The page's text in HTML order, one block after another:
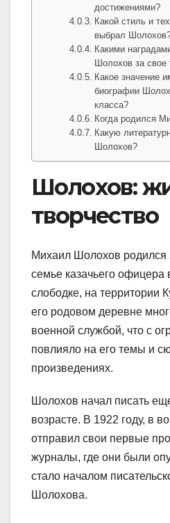
достижениями?
Какой стиль и
выбрал
Какими
Шолохов за свое
Какое значение
биографии
класса?
Когда родился
Какую
Шолохов?
Шолохов:
творчество
Михаил Шолохов родился
семье казачьего офицера
слободке, на территории
его родовом деревне
военной службой, что с
повлияло на его темы и
произведениях.
Шолохов начал писать
возрасте. В 1922 году, в
отправил свои первые
журналы, где они были
стало началом
Шолохова.